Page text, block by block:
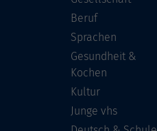
Beruf
Sprachen
Gesundheit &
Kochen
Kultur
Junge vhs